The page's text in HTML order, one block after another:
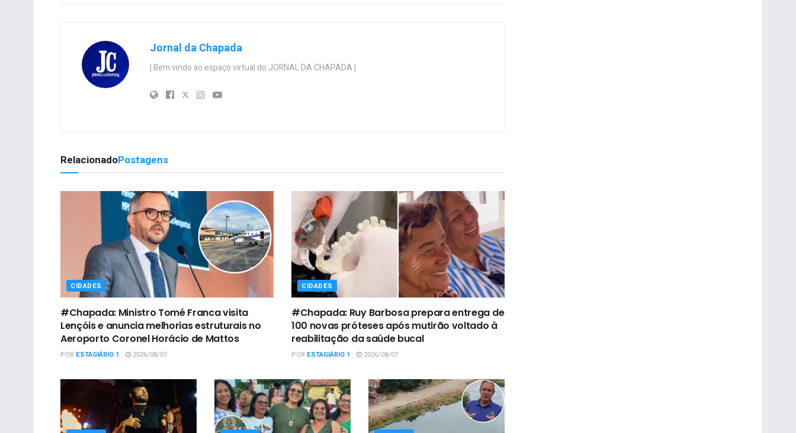
Jornal da Chapada
| Bem vindo ao espaço virtual do JORNAL DA CHAPADA |
RelacionadoPostagens
CIDADES
#Chapada: Ministro Tomé Franca visita
Lençóis e anuncia melhorias estruturais no
Aeroporto Coronel Horácio de Mattos
POR ESTAGIÁRIO 1 2026/08/07
CIDADES
#Chapada: Ruy Barbosa prepara entrega de
100 novas próteses após mutirão voltado à
reabilitação da saúde bucal
POR ESTAGIÁRIO 1 2026/08/07